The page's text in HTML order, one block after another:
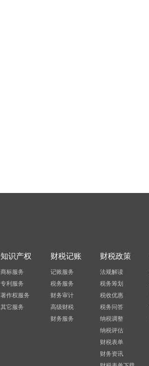
知识产权
商标服务
专利服务
著作权服务
其它服务
财税记账
记账服务
税务服务
财务审计
高级财税
财务服务
财税政策
法规解读
税务筹划
税收优惠
税务问答
纳税调整
纳税评估
财税表单
财务资讯